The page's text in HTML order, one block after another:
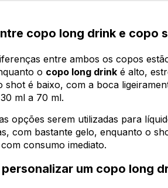
copo long drink e copo
entre ambos os copos
o copo long drink é alto,
shot é baixo, com a boca
ml a 70 ml.
opções serem utilizadas para
com bastante gelo, enquanto o
consumo imediato.
um copo long